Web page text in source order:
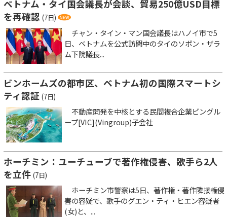
ベトナム・タイ国会議長が会談、貿易250億USD目標
を再確認 (7日)
チャン・タイン・マン国会議長はハノイ市で5
日、ベトナムを公式訪問中のタイのソポン・ザラ
ム下院議長...
ビンホームズの都市区、ベトナム初の国際スマートシ
ティ認証 (7日)
不動産開発を中核とする民間複合企業ビングル
ープ[VIC](Vingroup)子会社
ホーチミン：ユーチューブで著作権侵害、歌手ら2人
を立件 (7日)
ホーチミン市警察は5日、著作権・著作隣接権侵
害の容疑で、歌手のグエン・ティ・ヒエン容疑者
(女)と、...